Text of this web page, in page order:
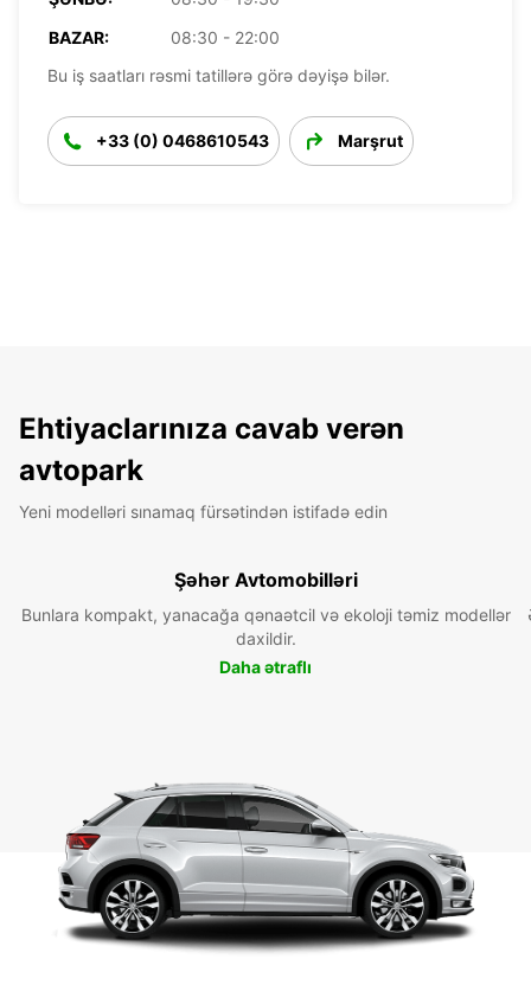
BAZAR:
08:30 - 22:00
Bu iş saatları rəsmi tatillərə görə dəyişə bilər.
+33 (0) 0468610543 Marşrut
Ehtiyaclarınıza cavab verən
avtopark
Yeni modelləri sınamaq fürsətindən istifadə edin
Şəhər Avtomobilləri
Bunlara kompakt, yanacağa qənaətcil və ekoloji təmiz modellər
daxildir.
Daha ətraflı